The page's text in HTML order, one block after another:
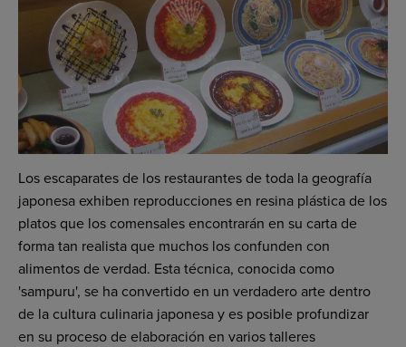
Los escaparates de los restaurantes de toda la geografía
japonesa exhiben reproducciones en resina plástica de los
platos que los comensales encontrarán en su carta de
forma tan realista que muchos los confunden con
alimentos de verdad. Esta técnica, conocida como
'sampuru', se ha convertido en un verdadero arte dentro
de la cultura culinaria japonesa y es posible profundizar
en su proceso de elaboración en varios talleres